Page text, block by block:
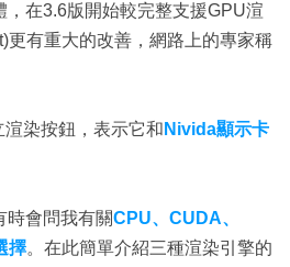
，在3.6版開始較完整支援GPU渲
更有重大的改善，網路上的專家稱
渲染按鈕，表示它和 Nivida顯示卡
時會問我有關CPU、CUDA、
擇。在此簡單介紹三種渲染引擎的